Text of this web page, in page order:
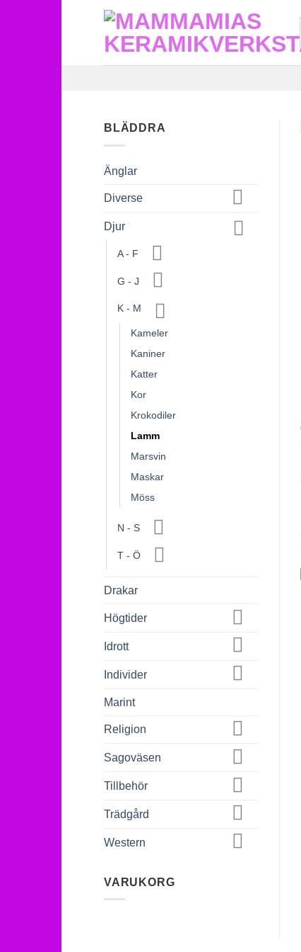
BLÄDDRA
Änglar
Diverse
Djur
A - F
G - J
K - M
Kameler
Kaniner
Katter
Kor
Krokodiler
Lamm
Marsvin
Maskar
Möss
N - S
T - Ö
Drakar
Högtider
Idrott
Individer
Marint
Religion
Sagoväsen
Tillbehör
Trädgård
Western
VARUKORG